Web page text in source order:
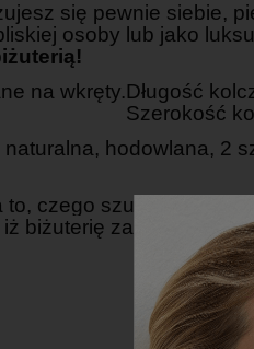
się pewnie siebie,
osoby lub jako
na wkręty.Długość
Szerokość
naturalna, hodowlana, 2
to, czego szukasz?
biżuterię zakupioną w